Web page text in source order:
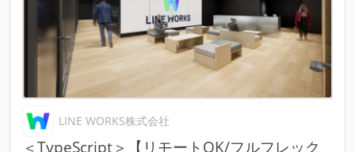
LINE WORKS株式会社
＜TypeScript＞【リモートOK/フルフレック